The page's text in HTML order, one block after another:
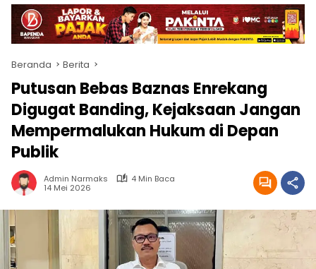
Beranda Berita
Putusan Bebas Baznas Enrekang
Digugat Banding, Kejaksaan Jangan
Mempermalukan Hukum di Depan
Publik
Admin Narmaks
4 Min Baca
14 Mei 2026